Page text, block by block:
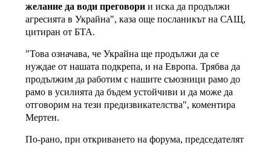
желание да води преговори и иска да продължи
агресията в Украйна", каза още посланикът на САЩ,
цитиран от БТА.
"Това означава, че Украйна ще продължи да се
нуждае от нашата подкрепа, и на Европа. Трябва да
продължим да работим с нашите съюзници рамо до
рамо в усилията да бъдем устойчиви и да може да
отговорим на тези предизвикателства", коментира
Мертен.
По-рано, при откриването на форума, председателят